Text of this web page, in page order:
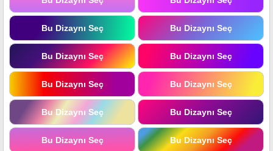
Bu Dizaynı Seç Bu Dizaynı Seç
Bu Dizaynı Seç Bu Dizaynı Seç
Bu Dizaynı Seç Bu Dizaynı Seç
Bu Dizaynı Seç Bu Dizaynı Seç
Bu Dizaynı Seç Bu Dizaynı Seç